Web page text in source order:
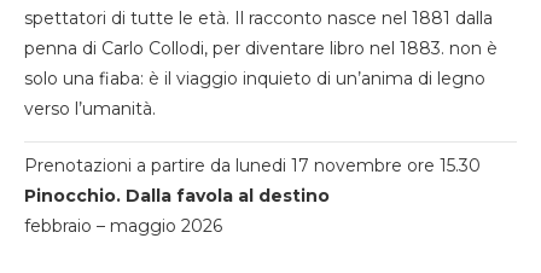
spettatori di tutte le età. Il racconto nasce nel 1881 dalla
penna di Carlo Collodi, per diventare libro nel 1883. non è
solo una fiaba: è il viaggio inquieto di un’anima di legno
verso l’umanità.
Prenotazioni a partire da lunedi 17 novembre ore 15.30
Pinocchio. Dalla favola al destino
febbraio – maggio 2026